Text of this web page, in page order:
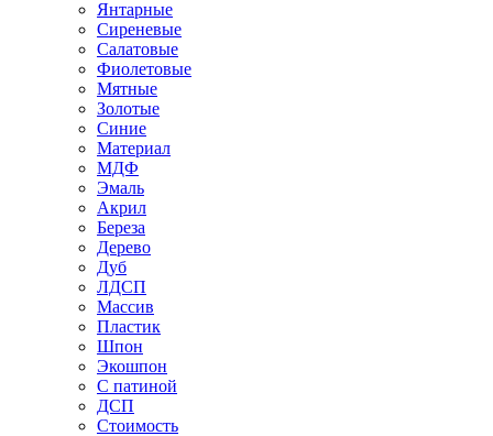
Янтарные
Сиреневые
Салатовые
Фиолетовые
Мятные
Золотые
Синие
Материал
МДФ
Эмаль
Акрил
Береза
Дерево
Дуб
ЛДСП
Массив
Пластик
Шпон
Экошпон
С патиной
ДСП
Стоимость